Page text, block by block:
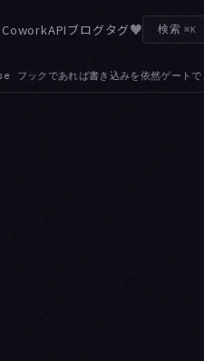
CoworkAPIブログタグ♥ 検索 ⌘K
ム ANTHROPIC_BASE_URL 経由で